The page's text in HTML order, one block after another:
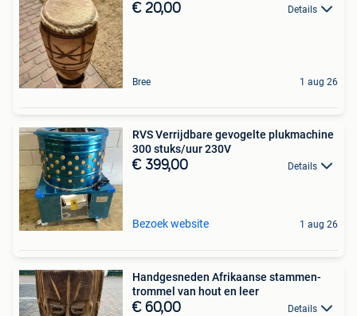
€ 20,00 Details
Bree 1 aug 26
RVS Verrijdbare gevogelte plukmachine
300 stuks/uur 230V
€ 399,00 Details
Bezoek website 1 aug 26
Handgesneden Afrikaanse stammen-
trommel van hout en leer
€ 60,00 Details